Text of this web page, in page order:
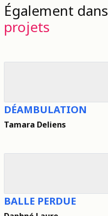
Également dans
projets
DÉAMBULATION
Tamara Deliens
BALLE PERDUE